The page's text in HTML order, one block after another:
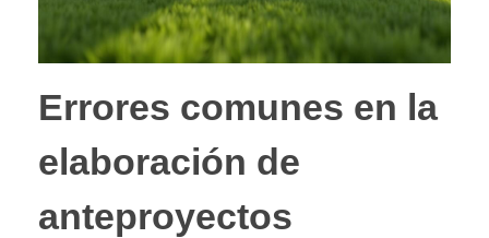
Errores comunes en la
elaboración de
anteproyectos